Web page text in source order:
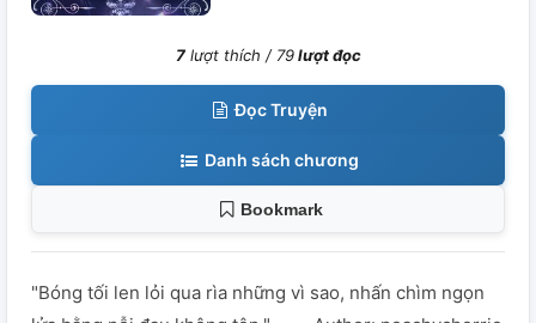
7lượt thích / 79lượt đọc
Đọc Truyện
Danh sách chương
Bookmark
"Bóng tối len lỏi qua rìa những vì sao, nhấn chìm ngọn